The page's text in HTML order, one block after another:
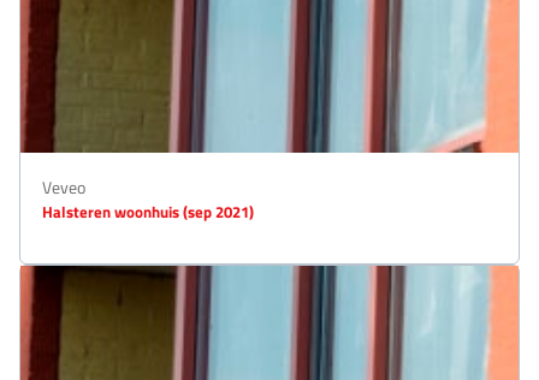
Veveo
Halsteren woonhuis (sep 2021)